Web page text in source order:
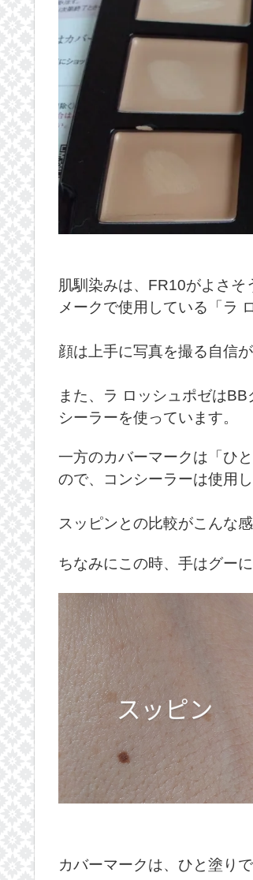
肌馴染みは、FR10がよさそ
メークで使用している「ラ
顔は上手に写真を撮る自信
また、ラ ロッシュポゼは
シーラーを使っています。
一方のカバーマークは「ひ
ので、コンシーラーは使用し
スッピンとの比較がこんな感
ちなみにこの時、手はグー
カバーマークは、ひと塗り